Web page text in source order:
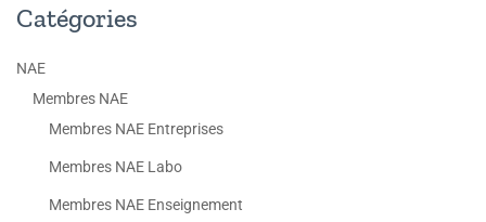
Catégories
NAE
Membres NAE
Membres NAE Entreprises
Membres NAE Labo
Membres NAE Enseignement